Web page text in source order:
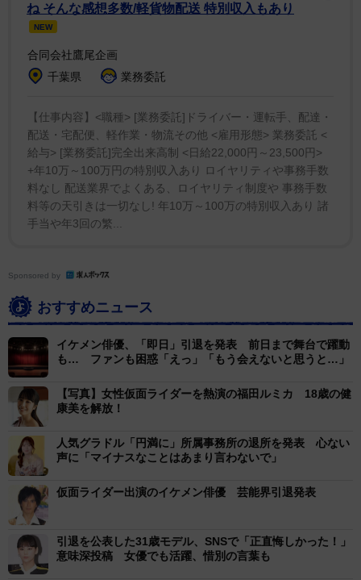
ね そんな感想多数/軽貨物配送 特別収入もあり
NEW
合同会社鷹尾企画
千葉県
業務委託
【仕事内容】<職種> [業務委託]ドライバー・運転手、配達・
配送・宅配便、軽作業・物流その他 <雇用形態> 業務委託 <
給与> [業務委託]完全出来高制 <日給22,000円～23,500円>
+年10万～100万円の特別収入あり ロイヤリティや事務手数
料なし 配送業界でよくある、ロイヤリティ制度や 事務手数
料等の天引きは一切なし! 年10万～100万の特別収入あり 諸
手当や年3回の繁...
Sponsored by
おすすめニュース
イケメン俳優、「即日」引退を発表 前日まで舞台で躍動
も… ファンも困惑「えっ」「もう会えないと思うと…」
【写真】女性仮面ライダーを熱演の福田ルミカ 18歳の健
康美を解放！
人気グラドル「円満に」所属事務所の退所を発表 心ない
声に「マイナスなことはあまり言わないで」
仮面ライダー出演のイケメン俳優 芸能界引退発表
引退を公表した31歳モデル、SNSで「正直悔しかった！」
意味深投稿 女優でも活躍、惜別の言葉も